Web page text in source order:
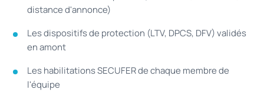
distance d'annonce)
Les dispositifs de protection (LTV, DPCS, DFV) validés
en amont
Les habilitations SECUFER de chaque membre de
l'équipe